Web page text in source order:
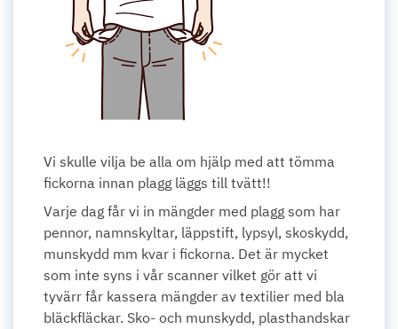
Vi skulle vilja be alla om hjälp med att tömma
fickorna innan plagg läggs till tvätt!!
Varje dag får vi in mängder med plagg som har
pennor, namnskyltar, läppstift, lypsyl, skoskydd,
munskydd mm kvar i fickorna. Det är mycket
som inte syns i vår scanner vilket gör att vi
tyvärr får kassera mängder av textilier med bla
bläckfläckar. Sko- och munskydd, plasthandskar